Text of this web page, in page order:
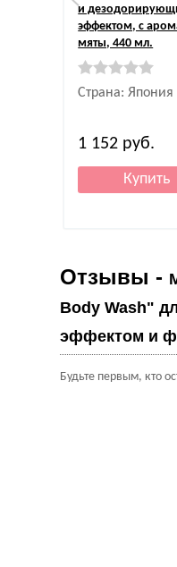
и
эффектом, с
мяты, 440 мл.
Страна: Япония
1 152 руб.
Отзывы -
Body Wash"
эффектом и
Будьте первым, кто